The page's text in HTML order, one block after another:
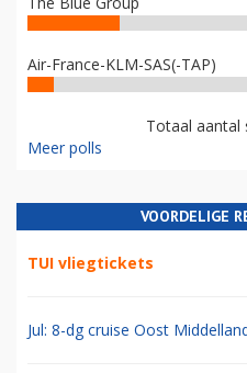
Air-France-KLM-SAS(-TAP)
Totaal aantal
Meer polls
VOORDELIGE
TUI vliegtickets
Jul: 8-dg cruise Oost